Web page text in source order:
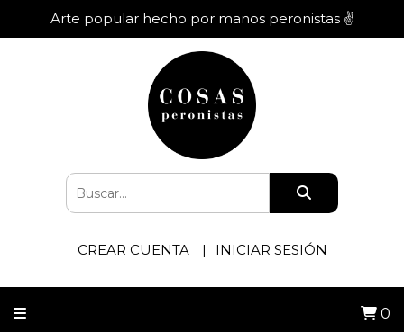
Arte popular hecho por manos peronistas ✌️
CREAR CUENTA INICIAR SESIÓN
0